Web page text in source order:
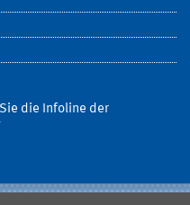
die Infoline der